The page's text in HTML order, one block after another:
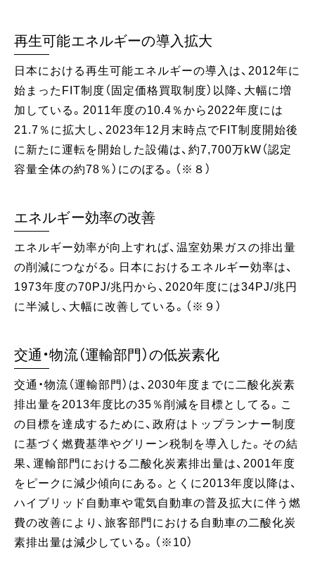
再生可能エネルギーの導入拡大
日本における再生可能エネルギーの導入は、2012年に
始まったFIT制度（固定価格買取制度）以降、大幅に増
加している。2011年度の10.4％から2022年度には
21.7％に拡大し、2023年12月末時点でFIT制度開始後
に新たに運転を開始した設備は、約7,700万kW（認定
容量全体の約78％）にのぼる。 （※８）
エネルギー効率の改善
エネルギー効率が向上すれば、温室効果ガスの排出量
の削減につながる。日本におけるエネルギー効率は、
1973年度の70PJ/兆円から、2020年度には34PJ/兆円
に半減し、大幅に改善している。（※９）
交通・物流（運輸部門）の低炭素化
交通・物流（運輸部門）は、2030年度までに二酸化炭素
排出量を2013年度比の35％削減を目標としてる。こ
の目標を達成するために、政府はトップランナー制度
に基づく燃費基準やグリーン税制を導入した。その結
果、運輸部門における二酸化炭素排出量は、2001年度
をピークに減少傾向にある。とくに2013年度以降は、
ハイブリッド自動車や電気自動車の普及拡大に伴う燃
費の改善により、旅客部門における自動車の二酸化炭
素排出量は減少している。（※10）